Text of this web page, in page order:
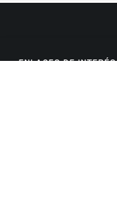
ENLACES DE INTERÉS